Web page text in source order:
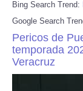
Bing Search Trend:
Google Search
Pericos de
temporada
Veracruz